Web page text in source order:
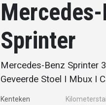
Sprinter
Mercedes-Benz Sprinter
Geveerde Stoel I Mbux I
Kenteken